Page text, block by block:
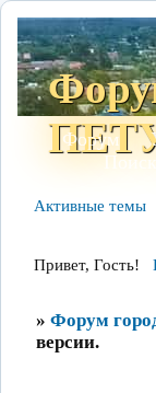
Форум
Поиск
Активные темы
Привет, Гость!
» Форум
версии.